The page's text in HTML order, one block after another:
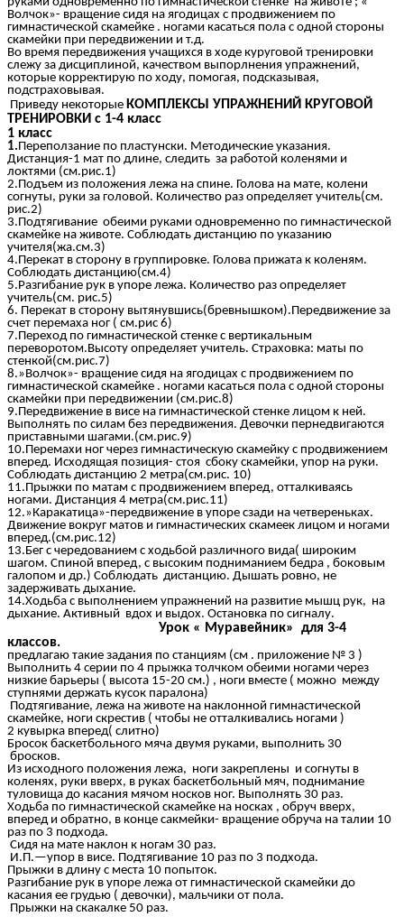
Волчок»- вращение сидя на ягодицах с продвижением по
гимнастической скамейке . ногами касаться пола с одной стороны
скамейки при передвижении и т.д.
Во время передвижения учащихся в ходе куруговой тренировки
слежу за дисциплиной, качеством выпорлнения упражнений,
которые корректирую по ходу, помогая, подсказывая,
подстраховывая.
Приведу некоторые КОМПЛЕКСЫ УПРАЖНЕНИЙ КРУГОВОЙ
ТРЕНИРОВКИ с 1-4 класс
1 класс
1.Переползание по пластунски. Методические указания.
Дистанция-1 мат по длине, следить за работой коленями и
локтями (см.рис.1)
2.Подъем из положения лежа на спине. Голова на мате, колени
согнуты, руки за головой. Количество раз определяет учитель(см.
рис.2)
3.Подтягивание обеими руками одновременно по гимнастической
скамейке на животе. Соблюдать дистанцию по указанию
учителя(жа.см.3)
4.Перекат в сторону в группировке. Голова прижата к коленям.
Соблюдать дистанцию(см.4)
5.Разгибание рук в упоре лежа. Количество раз определяет
учитель(см. рис.5)
6. Перекат в сторону вытянувшись(бревнышком).Передвижение за
счет перемаха ног ( см.рис 6)
7.Переход по гимнастической стенке с вертикальным
переворотом.Высоту определяет учитель. Страховка: маты по
стенкой(см.рис.7)
8.»Волчок»- вращение сидя на ягодицах с продвижением по
гимнастической скамейке . ногами касаться пола с одной стороны
скамейки при передвижении (см.рис.8)
9.Передвижение в висе на гимнастической стенке лицом к ней.
Выполнять по силам без передвижения. Девочки пернедвигаются
приставными шагами.(см.рис.9)
10.Перемахи ног через гимнастическую скамейку с продвижением
вперед. Исходящая позиция- стоя сбоку скамейки, упор на руки.
Соблюдать дистанцию 2 метра(см.рис. 10)
11.Прыжки по матам с продвижением вперед, отталкиваясь
ногами. Дистанция 4 метра(см.рис.11)
12.»Каракатица»-передвижение в упоре сзади на четвереньках.
Движение вокруг матов и гимнастических скамеек лицом и ногами
вперед.(см.рис.12)
13.Бег с чередованием с ходьбой различного вида( широким
шагом. Спиной вперед, с высоким подниманием бедра , боковым
галопом и др.) Соблюдать дистанцию. Дышать ровно, не
задерживать дыхание.
14.Ходьба с выполнением упражнений на развитие мышц рук, на
дыхание. Активный вдох и выдох. Остановка по сигналу.
Урок « Муравейник» для 3-4
классов.
предлагаю такие задания по станциям (см . приложение № 3 )
Выполнить 4 серии по 4 прыжка толчком обеими ногами через
низкие барьеры ( высота 15-20 см.) , ноги вместе ( можно между
ступнями держать кусок паралона)
Подтягивание, лежа на животе на наклонной гимнастической
скамейке, ноги скрестив ( чтобы не отталкивались ногами )
2 кувырка вперед( слитно)
Бросок баскетбольного мяча двумя руками, выполнить 30
бросков.
Из исходного положения лежа, ноги закреплены и согнуты в
коленях, руки вверх, в руках баскетбольный мяч, поднимание
туловища до касания мячом носков ног. Выполнять 30 раз.
Ходьба по гимнастической скамейке на носках , обруч вверх,
вперед и обратно, в конце сакмейки- вращение обруча на талии 10
раз по 3 подхода.
Сидя на мате наклон к ногам 30 раз.
И.П.—упор в висе. Подтягивание 10 раз по 3 подхода.
Прыжки в длину с места 10 попыток.
Разгибание рук в упоре лежа от гимнастической скамейки до
касания ее грудью ( девочки), мальчики от пола.
Прыжки на скакалке 50 раз.